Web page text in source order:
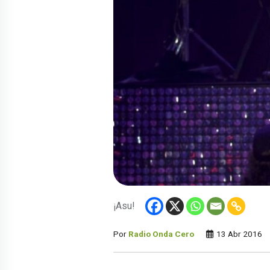
¡Asu!
Por Radio Onda Cero 13 Abr 2016